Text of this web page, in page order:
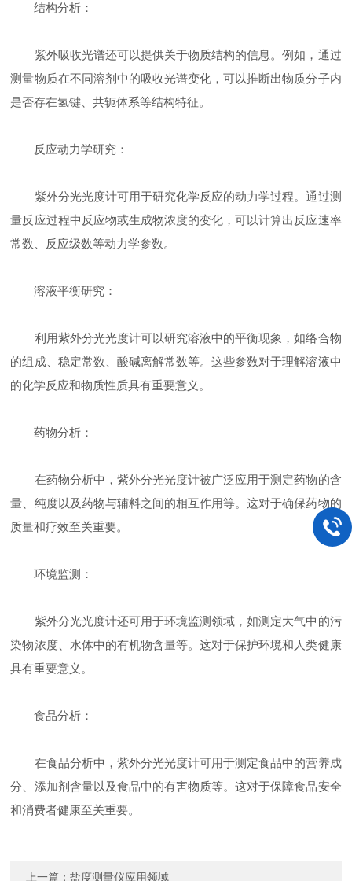
结构分析：
紫外吸收光谱还可以提供关于物质结构的信息。例如，通过
测量物质在不同溶剂中的吸收光谱变化，可以推断出物质分子内
是否存在氢键、共轭体系等结构特征。
反应动力学研究：
紫外分光光度计可用于研究化学反应的动力学过程。通过测
量反应过程中反应物或生成物浓度的变化，可以计算出反应速率
常数、反应级数等动力学参数。
溶液平衡研究：
利用紫外分光光度计可以研究溶液中的平衡现象，如络合物
的组成、稳定常数、酸碱离解常数等。这些参数对于理解溶液中
的化学反应和物质性质具有重要意义。
药物分析：
在药物分析中，紫外分光光度计被广泛应用于测定药物的含
量、纯度以及药物与辅料之间的相互作用等。这对于确保药物的
质量和疗效至关重要。
环境监测：
紫外分光光度计还可用于环境监测领域，如测定大气中的污
染物浓度、水体中的有机物含量等。这对于保护环境和人类健康
具有重要意义。
食品分析：
在食品分析中，紫外分光光度计可用于测定食品中的营养成
分、添加剂含量以及食品中的有害物质等。这对于保障食品安全
和消费者健康至关重要。
上一篇：盐度测量仪应用领域